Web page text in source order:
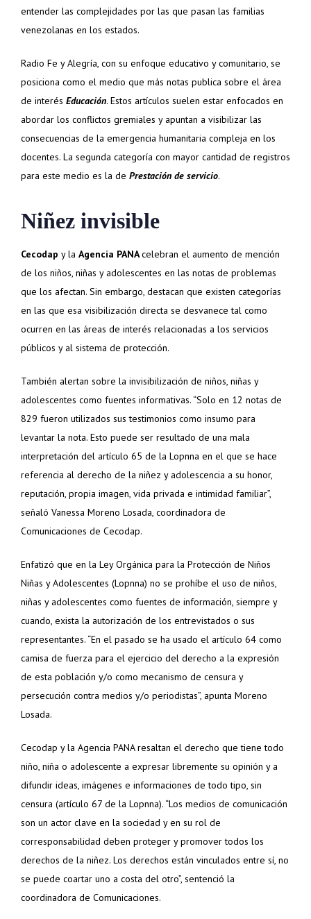
entender las complejidades por las que pasan las familias
venezolanas en los estados.
Radio Fe y Alegría, con su enfoque educativo y comunitario, se
posiciona como el medio que más notas publica sobre el área
de interés Educación. Estos artículos suelen estar enfocados en
abordar los conflictos gremiales y apuntan a visibilizar las
consecuencias de la emergencia humanitaria compleja en los
docentes. La segunda categoría con mayor cantidad de registros
para este medio es la de Prestación de servicio.
Niñez invisible
Cecodap y la Agencia PANAcelebran el aumento de mención
de los niños, niñas y adolescentes en las notas de problemas
que los afectan. Sin embargo, destacan que existen categorías
en las que esa visibilización directa se desvanece tal como
ocurren en las áreas de interés relacionadas a los servicios
públicos y al sistema de protección.
También alertan sobre la invisibilización de niños, niñas y
adolescentes como fuentes informativas. “Solo en 12 notas de
829 fueron utilizados sus testimonios como insumo para
levantar la nota. Esto puede ser resultado de una mala
interpretación del artículo 65 de la Lopnna en el que se hace
referencia al derecho de la niñez y adolescencia a su honor,
reputación, propia imagen, vida privada e intimidad familiar”,
señaló Vanessa Moreno Losada, coordinadora de
Comunicaciones de Cecodap.
Enfatizó que en la Ley Orgánica para la Protección de Niños
Niñas y Adolescentes (Lopnna) no se prohíbe el uso de niños,
niñas y adolescentes como fuentes de información, siempre y
cuando, exista la autorización de los entrevistados o sus
representantes. “En el pasado se ha usado el artículo 64 como
camisa de fuerza para el ejercicio del derecho a la expresión
de esta población y/o como mecanismo de censura y
persecución contra medios y/o periodistas”, apunta Moreno
Losada.
Cecodap y la Agencia PANA resaltan el derecho que tiene todo
niño, niña o adolescente a expresar libremente su opinión y a
difundir ideas, imágenes e informaciones de todo tipo, sin
censura (artículo 67 de la Lopnna). “Los medios de comunicación
son un actor clave en la sociedad y en su rol de
corresponsabilidad deben proteger y promover todos los
derechos de la niñez. Los derechos están vinculados entre sí, no
se puede coartar uno a costa del otro”, sentenció la
coordinadora de Comunicaciones.